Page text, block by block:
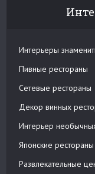
Интерьеры
Пивные рестораны
Сетевые рестораны
Декор винных
Интерьер
Японские рестораны
Развлекательные